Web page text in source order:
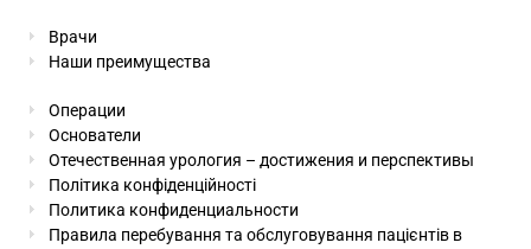
Врачи
Наши преимущества
Операции
Основатели
Отечественная урология – достижения и перспективы
Політика конфіденційності
Политика конфиденциальности
Правила перебування та обслуговування пацієнтів в